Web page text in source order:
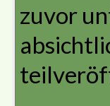
zuvor